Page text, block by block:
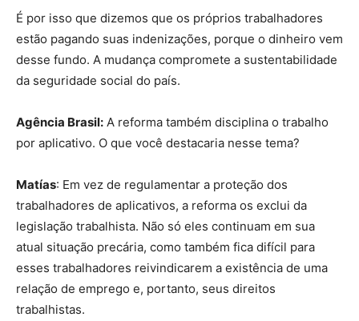
É por isso que dizemos que os próprios trabalhadores
estão pagando suas indenizações, porque o dinheiro vem
desse fundo. A mudança compromete a sustentabilidade
da seguridade social do país.
Agência Brasil: A reforma também disciplina o trabalho
por aplicativo. O que você destacaria nesse tema?
Matías: Em vez de regulamentar a proteção dos
trabalhadores de aplicativos, a reforma os exclui da
legislação trabalhista. Não só eles continuam em sua
atual situação precária, como também fica difícil para
esses trabalhadores reivindicarem a existência de uma
relação de emprego e, portanto, seus direitos
trabalhistas.